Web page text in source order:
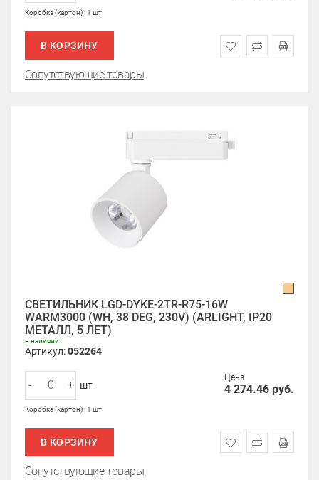
Коробка (картон) : 1 шт
В КОРЗИНУ
Сопутствующие товары
СВЕТИЛЬНИК LGD-DYKE-2TR-R75-16W
WARM3000 (WH, 38 DEG, 230V) (ARLIGHT, IP20
МЕТАЛЛ, 5 ЛЕТ)
в наличии
Артикул:052264
Цена
4 274.46 руб.
- + шт
Коробка (картон) : 1 шт
В КОРЗИНУ
Сопутствующие товары